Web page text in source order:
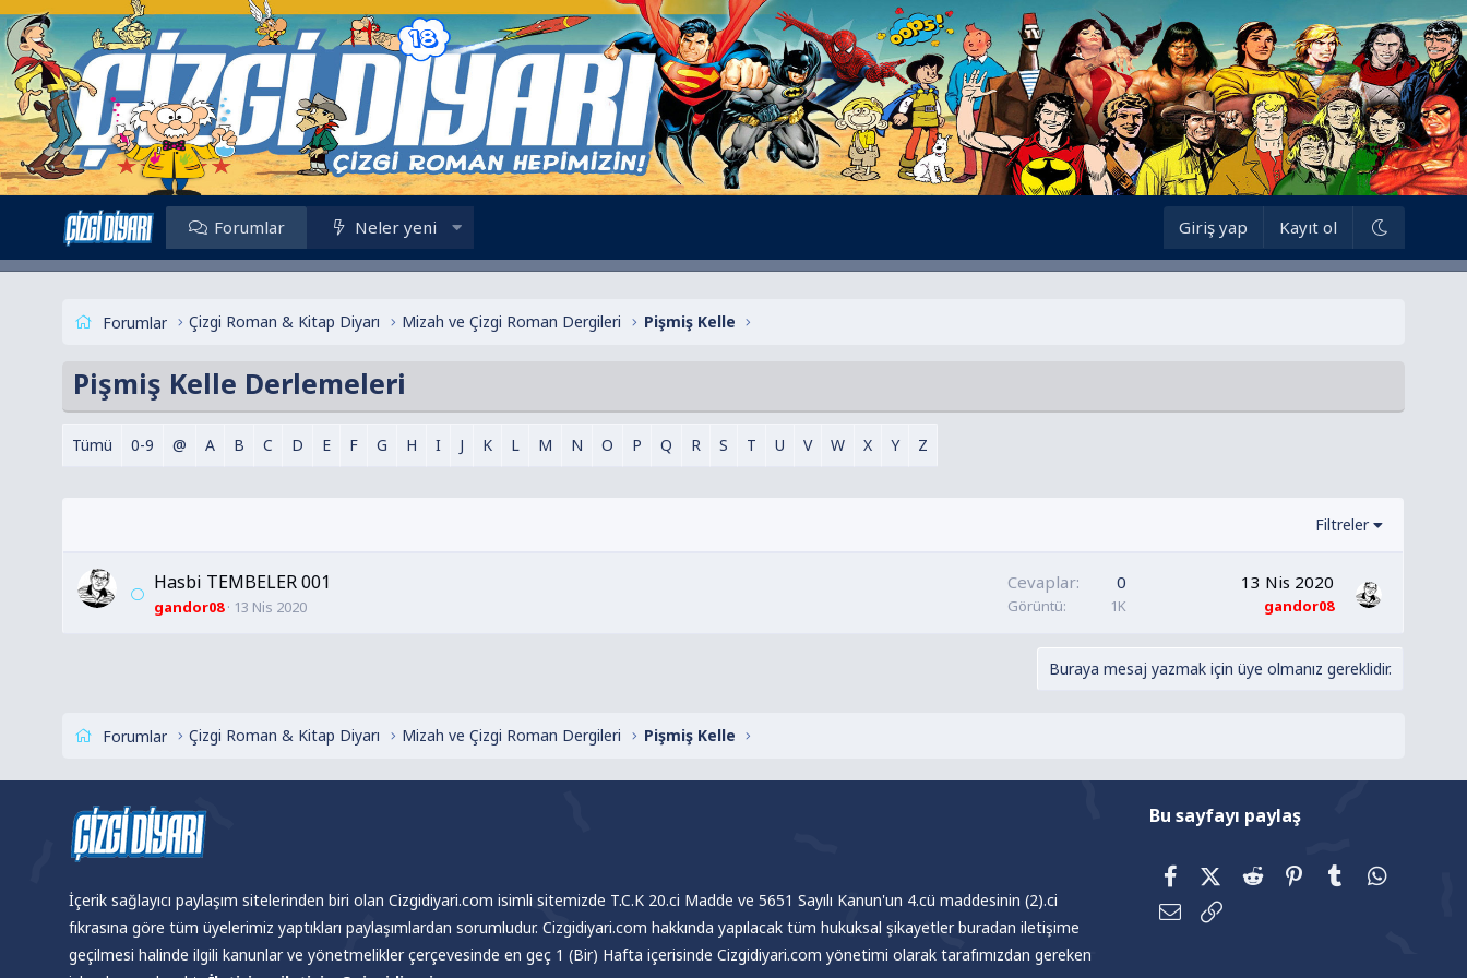
Forumlar Neler yeni Giriş yap Kayıt ol
Forumlar Çizgi Roman & Kitap Diyarı Mizah ve Çizgi Roman Dergileri Pişmiş Kelle
Pişmiş Kelle Derlemeleri
Tümü 0-9 @ A B C D E F G H I J K L M N O P Q R S T U V W X Y Z
Filtreler
Hasbi TEMBELER 001
gandor08 13 Nis 2020
Cevaplar 0
Görüntü 1K
13 Nis 2020
gandor08
Buraya mesaj yazmak için üye olmanız gereklidir.
Forumlar Çizgi Roman & Kitap Diyarı Mizah ve Çizgi Roman Dergileri Pişmiş Kelle
İçerik sağlayıcı paylaşım sitelerinden biri olan Cizgidiyari.com isimli sitemizde T.C.K 20.ci Madde ve 5651 Sayılı Kanun'un 4.cü maddesinin (2).ci
fıkrasına göre tüm üyelerimiz yaptıkları paylaşımlardan sorumludur. Cizgidiyari.com hakkında yapılacak tüm hukuksal şikayetler buradan iletişime
geçilmesi halinde ilgili kanunlar ve yönetmelikler çerçevesinde en geç 1 (Bir) Hafta içerisinde Cizgidiyari.com yönetimi olarak tarafımızdan gereken
Bu sayfayı paylaş
FacebookX (Twitter)
Reddit Pinterest
Tumblr
E-posta